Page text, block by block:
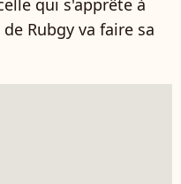
qui s'apprête à
Rubgy va faire sa